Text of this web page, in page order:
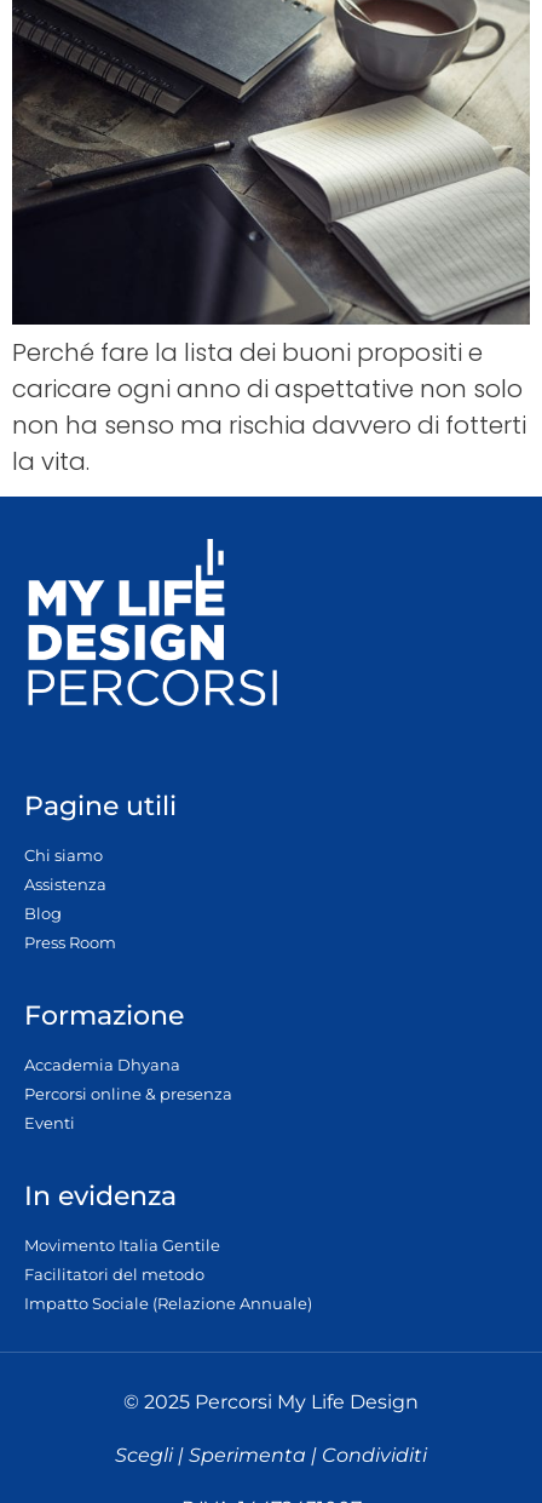
Perché fare la lista dei buoni propositi e
caricare ogni anno di aspettative non solo
non ha senso ma rischia davvero di fotterti
la vita.
Pagine utili
Chi siamo
Assistenza
Blog
Press Room
Formazione
Accademia Dhyana
Percorsi online & presenza
Eventi
In evidenza
Movimento Italia Gentile
Facilitatori del metodo
Impatto Sociale (Relazione Annuale)
© 2025 Percorsi My Life Design
Scegli | Sperimenta | Condividiti